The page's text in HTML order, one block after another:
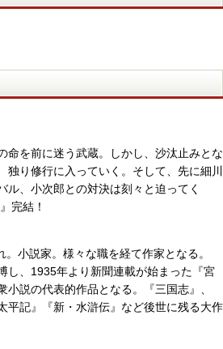
命を前に迷う武蔵。しかし、沙汰止みとな
独り修行に入っていく。そして、先に細川
ル、小次郎との対決は刻々と迫ってく
完結！
小説家。様々な職を経て作家となる。
し、1935年より新聞連載が始まった『宮
説の代表的作品となる。『三国志』、
平記』『新・水滸伝』など後世に残る大作